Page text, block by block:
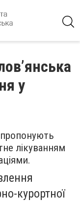
у
лікуванням
курортної